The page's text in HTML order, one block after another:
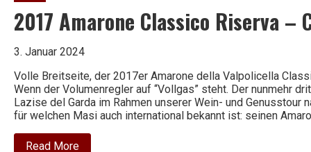
2017 Amarone Classico Riserva –
3. Januar 2024
Volle Breitseite, der 2017er Amarone della Valpolicella
Wenn der Volumenregler auf “Vollgas” steht. Der nunmehr
Lazise del Garda im Rahmen unserer Wein- und Genusstour
für welchen Masi auch international bekannt ist: seinen
Read Moreabout